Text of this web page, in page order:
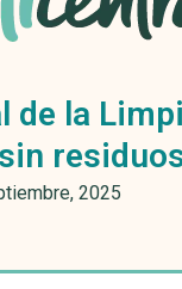
de la
2025